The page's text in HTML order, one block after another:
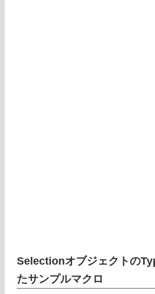
Selectionオブジェクトの
たサンプルマクロ